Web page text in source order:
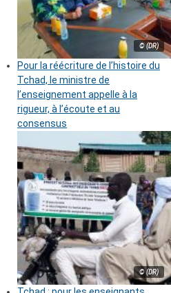
© (DR)
Pour la réécriture de l’histoire du
Tchad, le ministre de
l’enseignement appelle à la
rigueur, à l’écoute et au
consensus
© (DR)